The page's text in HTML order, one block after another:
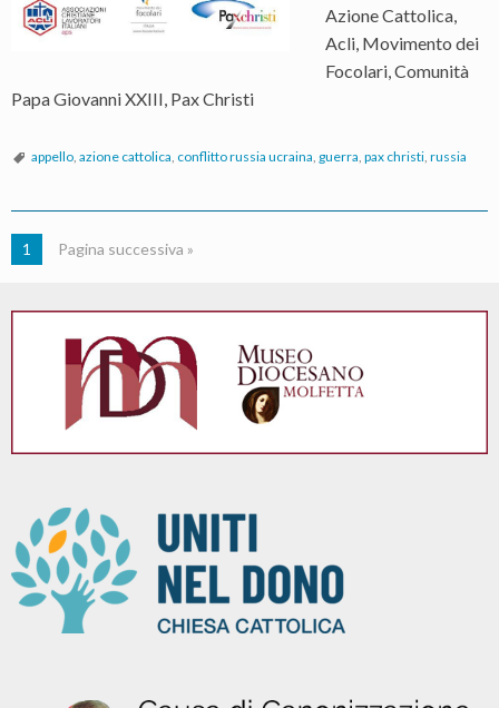
Azione Cattolica,
Acli, Movimento dei
Focolari, Comunità
Papa Giovanni XXIII, Pax Christi
appello, azione cattolica, conflitto russia ucraina, guerra, pax christi, russia
1 Pagina successiva »